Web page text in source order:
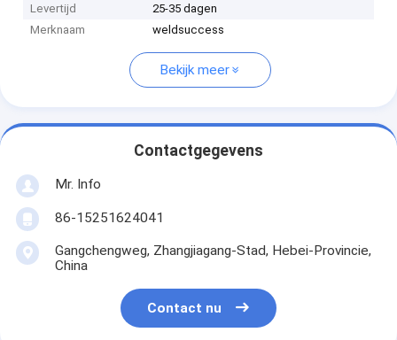
Levertijd
25-35 dagen
Merknaam
weldsuccess
Bekijk meer
Contactgegevens
Mr. Info
86-15251624041
Gangchengweg, Zhangjiagang-Stad, Hebei-Provincie,
China
Contact nu